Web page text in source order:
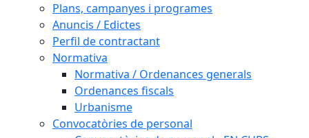
Plans, campanyes i programes
Anuncis / Edictes
Perfil de contractant
Normativa
Normativa / Ordenances generals
Ordenances fiscals
Urbanisme
Convocatòries de personal